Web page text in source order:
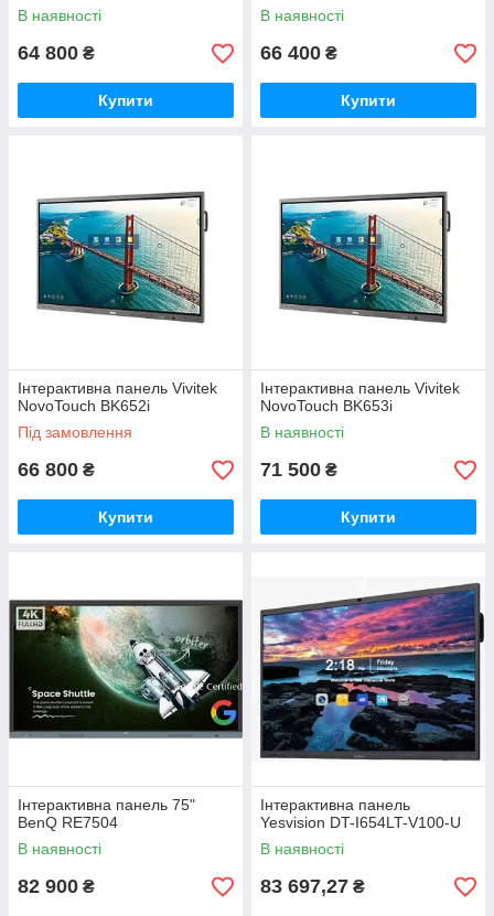
В наявності
64 800 ₴
Купити
В наявності
66 400 ₴
Купити
Інтерактивна панель Vivitek
NovoTouch BK652i
Під замовлення
66 800 ₴
Купити
Інтерактивна панель Vivitek
NovoTouch BK653i
В наявності
71 500 ₴
Купити
Інтерактивна панель 75"
BenQ RE7504
В наявності
82 900 ₴
Інтерактивна панель
Yesvision DT-I654LT-V100-U
В наявності
83 697,27 ₴